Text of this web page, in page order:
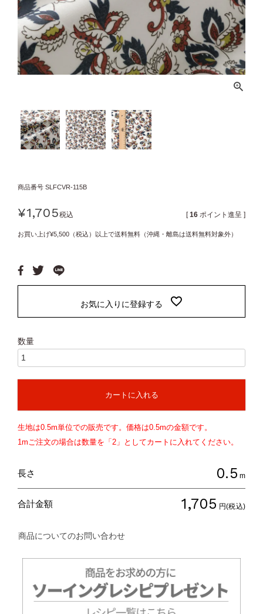
商品番号 SLFCVR-115B
¥1,705税込 [ 16 ポイント進呈 ]
お買い上げ¥5,500（税込）以上で送料無料（沖縄・離島は送料無料対象外）
お気に入りに登録する
カートに入れる
生地は0.5m単位での販売です。価格は0.5mの金額です。
1mご注文の場合は数量を「2」としてカートに入れてください。
長さ 0.5 m
合計金額 1,705 円(税込)
商品についてのお問い合わせ